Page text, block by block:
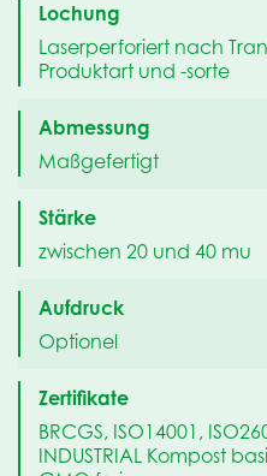
Lochung
Laserperforiert nach
Produktart und -sorte
Abmessung
Maßgefertigt
Stärke
zwischen 20 und 40 mu
Aufdruck
Optionel
Zertifikate
BRCGS, ISO14001,
INDUSTRIAL Kompost